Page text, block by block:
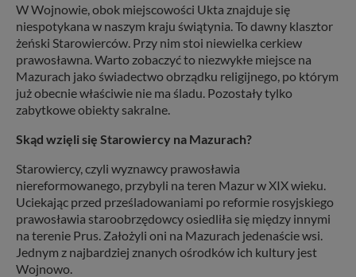
W Wojnowie, obok miejscowości Ukta znajduje się
niespotykana w naszym kraju świątynia. To dawny klasztor
żeński Starowierców. Przy nim stoi niewielka cerkiew
prawosławna. Warto zobaczyć to niezwykłe miejsce na
Mazurach jako świadectwo obrządku religijnego, po którym
już obecnie właściwie nie ma śladu. Pozostały tylko
zabytkowe obiekty sakralne.
Skąd wzięli się Starowiercy na Mazurach?
Starowiercy, czyli wyznawcy prawosławia
niereformowanego, przybyli na teren Mazur w XIX wieku.
Uciekając przed prześladowaniami po reformie rosyjskiego
prawosławia staroobrzędowcy osiedliła się między innymi
na terenie Prus. Założyli oni na Mazurach jedenaście wsi.
Jednym z najbardziej znanych ośrodków ich kultury jest
Wojnowo.